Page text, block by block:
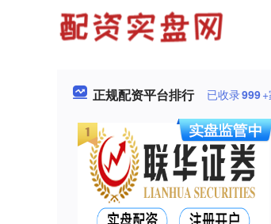
正规配资平台排行 已收录999